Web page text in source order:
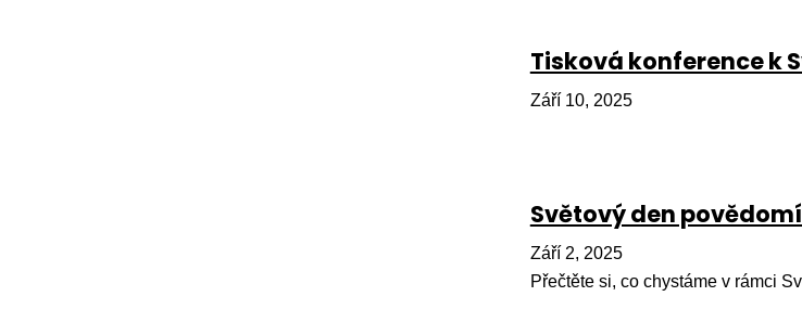
Tisková konference k
Září 10, 2025
Světový den
Září 2, 2025
Přečtěte si, co chystáme v rámci